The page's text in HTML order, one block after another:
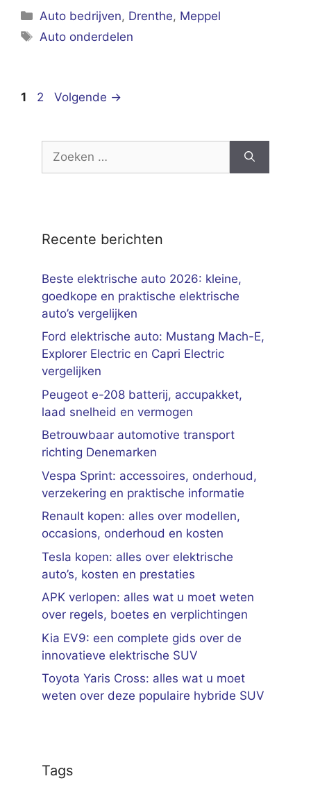
Categorieën
Auto bedrijven, Drenthe, Meppel
Tags
Auto onderdelen
Pagina
1 Pagina
2 Volgende →
naar:
Recente berichten
Beste elektrische auto 2026: kleine,
goedkope en praktische elektrische
auto’s vergelijken
Ford elektrische auto: Mustang Mach-E,
Explorer Electric en Capri Electric
vergelijken
Peugeot e-208 batterij, accupakket,
laad snelheid en vermogen
Betrouwbaar automotive transport
richting Denemarken
Vespa Sprint: accessoires, onderhoud,
verzekering en praktische informatie
Renault kopen: alles over modellen,
occasions, onderhoud en kosten
Tesla kopen: alles over elektrische
auto’s, kosten en prestaties
APK verlopen: alles wat u moet weten
over regels, boetes en verplichtingen
Kia EV9: een complete gids over de
innovatieve elektrische SUV
Toyota Yaris Cross: alles wat u moet
weten over deze populaire hybride SUV
Tags